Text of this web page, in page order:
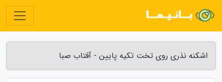
اشکنه نذری روی تخت تکیه پایین - آفتاب صبا